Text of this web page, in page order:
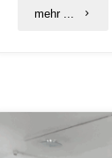
mehr ... "Zweiter
CCU